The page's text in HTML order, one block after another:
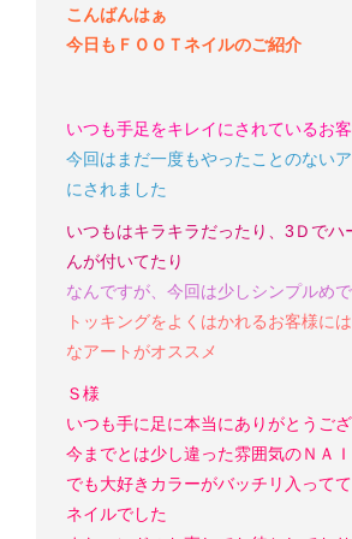
こんばんはぁ
今日もＦＯＯＴネイルのご紹介
いつも手足をキレイにされているお
今回はまだ一度もやったことのない
にされました
いつもはキラキラだったり、3Ｄでハ
んが付いてたり
なんですが、今回は少しシンプルめ
トッキングをよくはかれるお客様に
なアートがオススメ
Ｓ様
いつも手に足に本当にありがとうご
今までとは少し違った雰囲気のＮＡ
でも大好きカラーがバッチリ入って
ネイルでした